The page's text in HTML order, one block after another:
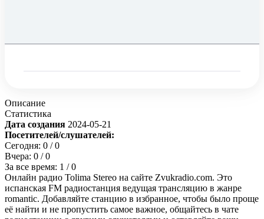
Описание
Статистика
Дата создания 2024-05-21
Посетителей/слушателей:
Сегодня: 0 / 0
Вчера: 0 / 0
За все время: 1 / 0
Онлайн радио Tolima Stereo на сайте Zvukradio.com. Это
испанская FM радиостанция ведущая трансляцию в жанре
romantic. Добавляйте станцию в избранное, чтобы было проще
её найти и не пропустить самое важное, общайтесь в чате